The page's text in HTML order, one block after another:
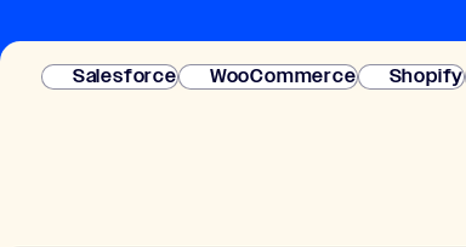
Salesforce
WooCommerce Shopify